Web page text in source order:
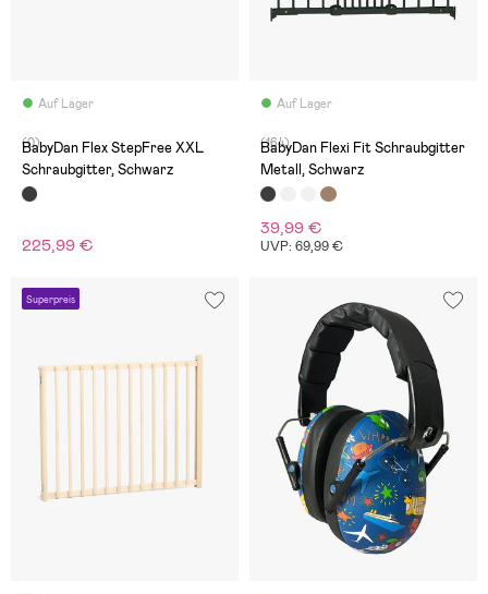
Auf Lager
(0)
BabyDan Flex StepFree XXL
Schraubgitter, Schwarz
225,99 €
Auf Lager
(164)
BabyDan Flexi Fit Schraubgitter
Metall, Schwarz
39,99 €
UVP: 69,99 €
Superpreis